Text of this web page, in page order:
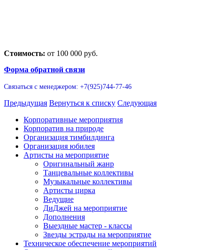
Стоимость: от 100 000 руб.
Форма обратной связи
Связаться с менеджером: +7(925)744-77-46
Предыдущая Вернуться к списку Следующая
Корпоративные мероприятия
Корпоратив на природе
Организация тимбилдинга
Организация юбилея
Артисты на мероприятие
Оригинальный жанр
Танцевальные коллективы
Музыкальные коллективы
Артисты цирка
Ведущие
ДиДжей на мероприятие
Дополнения
Выездные мастер - классы
Звезды эстрады на мероприятие
Техническое обеспечение мероприятий